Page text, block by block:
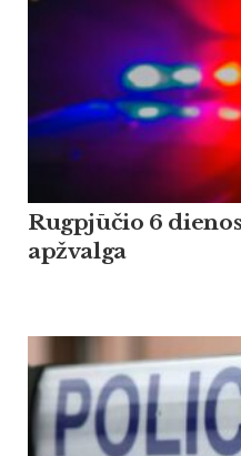
Rugpjūčio 6
apžvalga